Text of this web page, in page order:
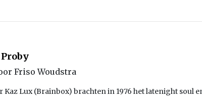
Proby
Friso Woudstra
Kaz Lux (Brainbox) brachten in 1976 het latenight soul